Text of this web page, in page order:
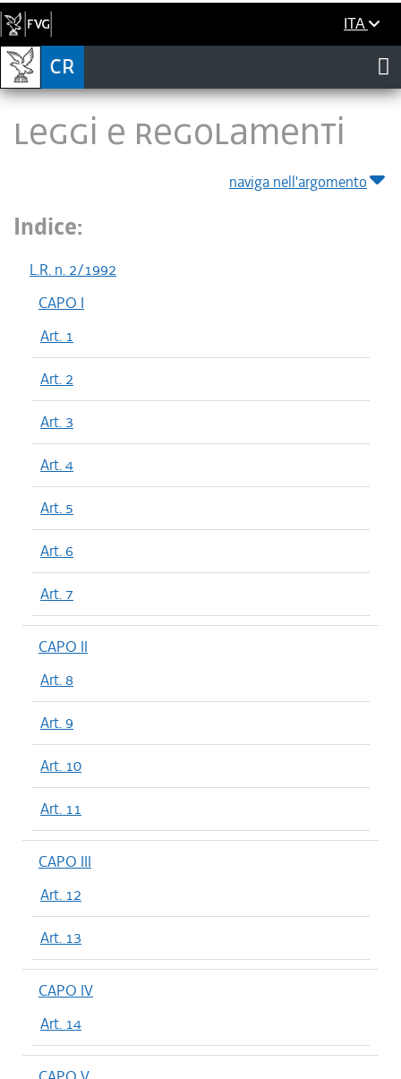
ITA
LEGGI E REGOLAMENTI
naviga nell'argomento
Indice:
L.R. n. 2/1992
CAPO I
Art. 1
Art. 2
Art. 3
Art. 4
Art. 5
Art. 6
Art. 7
CAPO II
Art. 8
Art. 9
Art. 10
Art. 11
CAPO III
Art. 12
Art. 13
CAPO IV
Art. 14